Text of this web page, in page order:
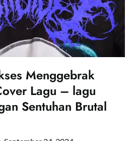
Menggebrak
Lagu – lagu
Sentuhan Brutal